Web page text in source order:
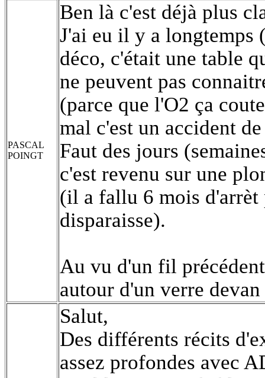
PASCAL
POINGT
Ben là c'est déjà plus
J'ai eu il y a longtemps
déco, c'était une table
ne peuvent pas
(parce que l'O2 ça
mal c'est un accident
Faut des jours
c'est revenu sur une
(il a fallu 6 mois d'arrèt
disparaisse).
Au vu d'un fil
autour d'un verre
Salut,
Des différents récits
assez profondes avec